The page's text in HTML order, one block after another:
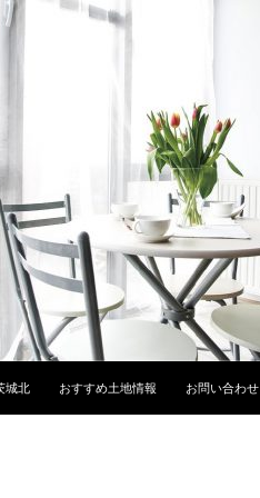
城北 おすすめ土地情報 お問い合わせ